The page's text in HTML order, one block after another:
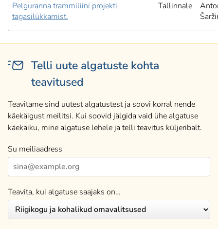
Pelguranna trammiliini projekti
tagasilükkamist.
Tallinnale
Telli uute algatuste kohta
teavitused
Teavitame sind uutest algatustest ja soovi korral nende
käekäigust meilitsi. Kui soovid jälgida vaid ühe algatuse
käekäiku, mine algatuse lehele ja telli teavitus küljeribalt.
Su meiliaadress
Teavita, kui algatuse saajaks on…